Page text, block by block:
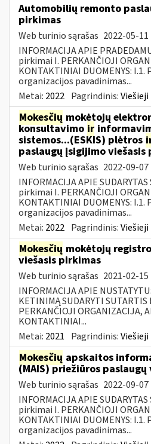
Automobilių remonto
pirkimas
Web turinio sąrašas 2022-05-11
INFORMACIJA APIE
pirkimai I. PERKANČIOJI
KONTAKTINIAI DUOMENYS:
organizacijos pavadinimas...
Metai: 2022 Pagrindinis:
Mokesčių mokėtojų
konsultavimo ir
sistemos...(ESKIS) plėtros
paslaugų įsigijimo viešasis
Web turinio sąrašas 2022-09-07
INFORMACIJA APIE
pirkimai I. PERKANČIOJI
KONTAKTINIAI DUOMENYS:
organizacijos pavadinimas...
Metai: 2022 Pagrindinis:
Mokesčių mokėtojų
viešasis pirkimas
Web turinio sąrašas 2021-02-15
INFORMACIJA APIE
KETINIMĄ SUDARYTI
PERKANČIOJI ORGANIZACIJA,
KONTAKTINIAI...
Metai: 2021 Pagrindinis:
Mokesčių apskaitos
(MAIS) priežiūros
Web turinio sąrašas 2022-09-07
INFORMACIJA APIE
pirkimai I. PERKANČIOJI
KONTAKTINIAI DUOMENYS:
organizacijos pavadinimas...